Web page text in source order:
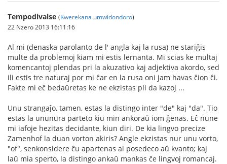
Tempodivalse (Kwerekana umwidondoro)
22 Nzero 2013 16:11:16
Al mi (denaska parolanto de l' angla kaj la rusa) ne stariĝis
multe da problemoj kiam mi estis lernanta. Mi scias ke multaj
komencantoj plendas pri la akuzativo kaj adjektiva akordo, sed
ili estis tre naturaj por mi ĉar en la rusa oni jam havas ĉion ĉi.
Fakte mi eĉ bedaŭretas ke ne ekzistas pli da kazoj ...
Unu strangaĵo, tamen, estas la distingo inter "de" kaj "da". Tio
estas la ununura parteto kiu min ankoraŭ iom ĝenas. Eĉ nune
mi iafoje hezitas decidante, kiun diri. De kia lingvo precize
Zamenhof la duan vorton akiris? Angle ekzistas nur unu vorto,
"of", senkonsidere ĉu apartenas al posedeco aŭ kvanto; kaj
laŭ mia sperto, la distingo ankaŭ mankas ĉe lingvoj romancaj.